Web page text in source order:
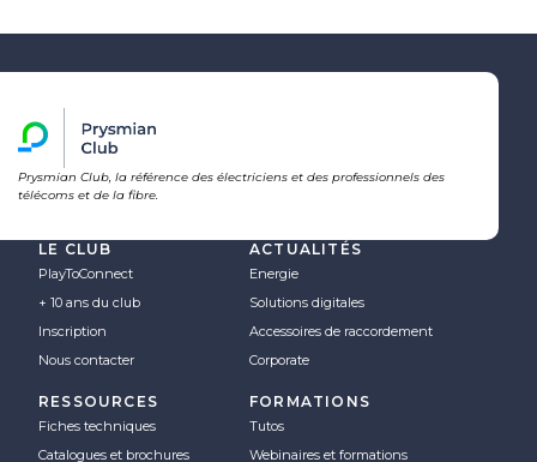
Prysmian Club, la référence des électriciens et des professionnels des
télécoms et de la fibre.
LE CLUB
PlayToConnect
+ 10 ans du club
Inscription
Nous contacter
ACTUALITÉS
Energie
Solutions digitales
Accessoires de raccordement
Corporate
RESSOURCES
Fiches techniques
Catalogues et brochures
FORMATIONS
Tutos
Webinaires et formations